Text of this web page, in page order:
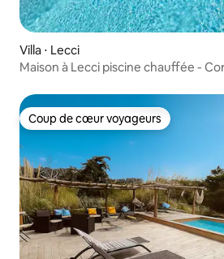
Villa ⋅ Lecci
Maison à Lecci piscine chauffée -
Coup de cœur voyageurs
Coup de cœur voyageurs